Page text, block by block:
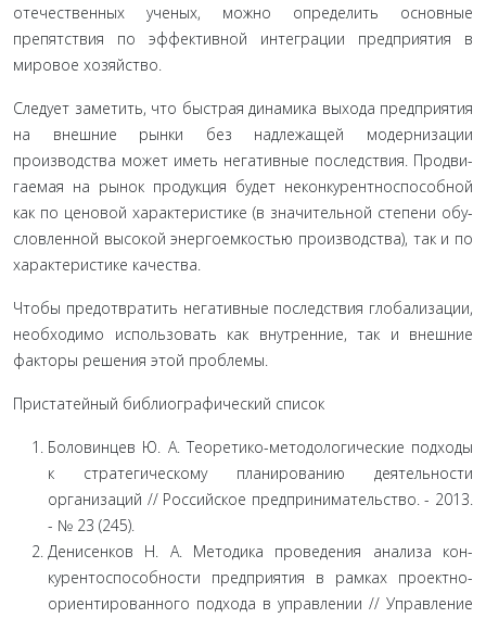
отечественных ученых, можно определить основные
препятствия по эффективной интеграции предприятия в
мировое хозяйство.
Следует заметить, что быстрая динамика выхода пред­приятия
на внешние рынки без надлежащей модернизации
производства может иметь негативные последствия. Продви­
гаемая на рынок продукция будет неконкурентноспособной
как по ценовой характеристике (в значительной степени обу­
словленной высокой энергоемкостью производства), так и по
характеристике качества.
Чтобы предотвратить негативные последствия глобали­зации,
необходимо использовать как внутренние, так и внеш­ние
факторы решения этой проблемы.
Пристатейный библиографический список
Боловинцев Ю. А. Теоретико-методологические подходы
к стратегическому планированию деятель­ности
организаций // Российское предпринима­тельство. - 2013.
- № 23 (245).
Денисенков Н. А. Методика проведения анализа кон­
курентоспособности предприятия в рамках проектно­
ориентированного подхода в управлении // Управле­ние